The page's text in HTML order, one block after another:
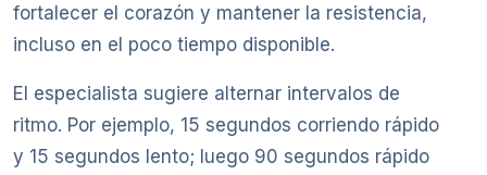
fortalecer el corazón y mantener la resistencia,
incluso en el poco tiempo disponible.
El especialista sugiere alternar intervalos de
ritmo. Por ejemplo, 15 segundos corriendo rápido
y 15 segundos lento; luego 90 segundos rápido